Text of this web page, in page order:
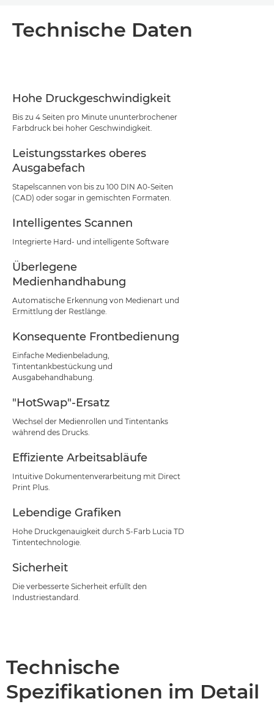
Technische Daten
Hohe Druckgeschwindigkeit
Bis zu 4 Seiten pro Minute ununterbrochener
Farbdruck bei hoher Geschwindigkeit.
Leistungsstarkes oberes
Ausgabefach
Stapelscannen von bis zu 100 DIN A0-Seiten
(CAD) oder sogar in gemischten Formaten.
Intelligentes Scannen
Integrierte Hard- und intelligente Software
Überlegene
Medienhandhabung
Automatische Erkennung von Medienart und
Ermittlung der Restlänge.
Konsequente Frontbedienung
Einfache Medienbeladung,
Tintentankbestückung und
Ausgabehandhabung.
"HotSwap"-Ersatz
Wechsel der Medienrollen und Tintentanks
während des Drucks.
Effiziente Arbeitsabläufe
Intuitive Dokumentenverarbeitung mit Direct
Print Plus.
Lebendige Grafiken
Hohe Druckgenauigkeit durch 5-Farb Lucia TD
Tintentechnologie.
Sicherheit
Die verbesserte Sicherheit erfüllt den
Industriestandard.
Technische
Spezifikationen im Detail